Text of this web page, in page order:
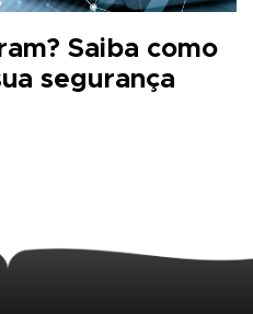
Saiba como
segurança